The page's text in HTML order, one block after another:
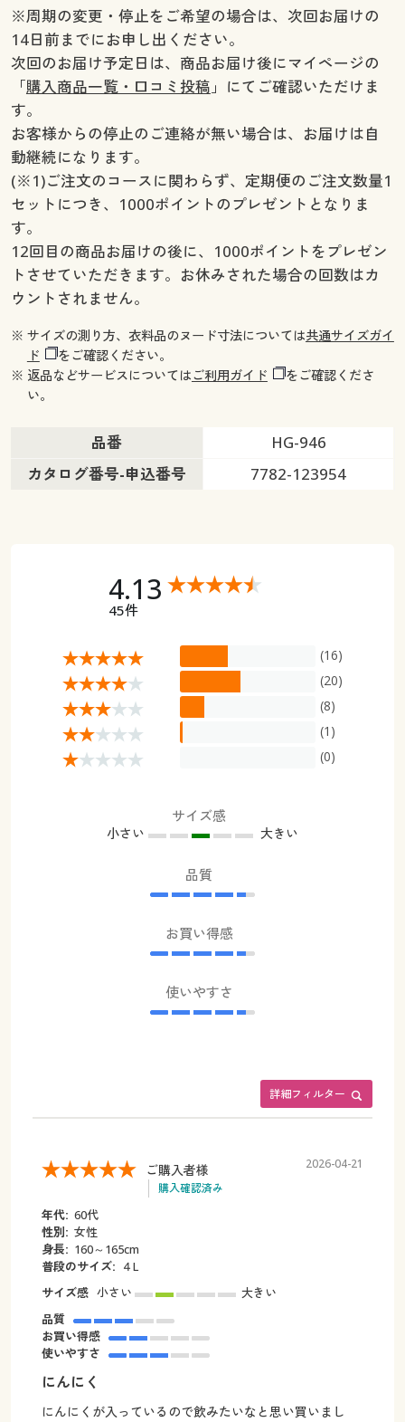
※周期の変更・停止をご希望の場合は、次回お届けの
14日前までにお申し出ください。
次回のお届け予定日は、商品お届け後にマイページの
「購入商品一覧・口コミ投稿 」にてご確認いただけま
す。
お客様からの停止のご連絡が無い場合は、お届けは自
動継続になります。
(※1)ご注文のコースに関わらず、定期便のご注文数量1
セットにつき、1000ポイントのプレゼントとなりま
す。
12回目の商品お届けの後に、1000ポイントをプレゼン
トさせていただきます。お休みされた場合の回数はカ
ウントされません。
※ サイズの測り方、衣料品のヌード寸法については共通サイズガイ
ド
をご確認ください。
※ 返品などサービスについてはご利用ガイド
をご確認くださ
い。
品番
HG-946
カタログ番号-申込番号
7782-123954
4.13
45件
(16)
(20)
(8)
(1)
(0)
サイズ感
小さい 大きい
品質
お買い得感
使いやすさ
詳細フィルター
ご購入者様
購入確認済み
2026-04-21
年代: 60代
性別: 女性
身長: 160～165cm
普段のサイズ: ４L
サイズ感 小さい
大きい
品質
お買い得感
使いやすさ
にんにく
にんにくが入っているので飲みたいなと思い買いまし